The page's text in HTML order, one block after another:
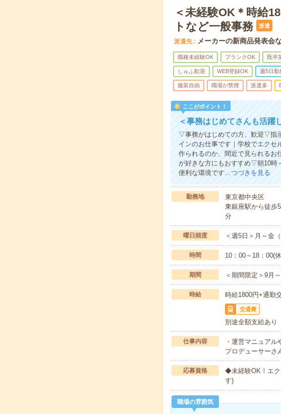
＜未経験OK＊時給
トなど一般事務
派遣
派遣先 メーカーの新商品発表会
職種未経験OK ブランクOK 既卒
しゅふ歓迎 WEB登録OK 週5日勤
服装自由 職場が禁煙 派遣多
ここがポイント！
＜事務はじめてさんも活躍
▽事務がはじめての方、歓迎▽指
インのお仕事です｜学校でエク
作られるのか、間近で見られる
が好きな方にもおすすめ▽朝10時
便利な環境です…つづきを見る
勤務地
東京都中央区
東銀座駅から徒歩
分
曜日頻度 ＜週5日＞月～金
時間 10：00～18：00(
期間 ＜期間限定＞9月
時給 時給1800円+通勤
交通費
別途全額支給あり
仕事内容
・運営マニュア
プロデューサーさ
応募資格
◆未経験OK！エク
す)
職場の雰囲気